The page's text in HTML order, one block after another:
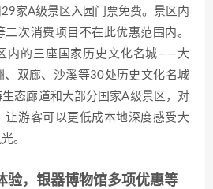
家A级景区入园门票免费。景区内
次消费项目不在此优惠范围内。
内的三座国家历史文化名城——大
、双廊、沙溪等30处历史文化名城
生态廊道和大部分国家A级景区，对
让游客可以更低成本地深度感受大
。
验，银器博物馆多项优惠等